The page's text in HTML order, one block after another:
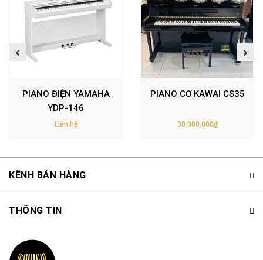
PIANO ĐIỆN YAMAHA
YDP-146
Liên hệ
PIANO CƠ KAWAI CS35
30.000.000₫
KÊNH BÁN HÀNG
THÔNG TIN